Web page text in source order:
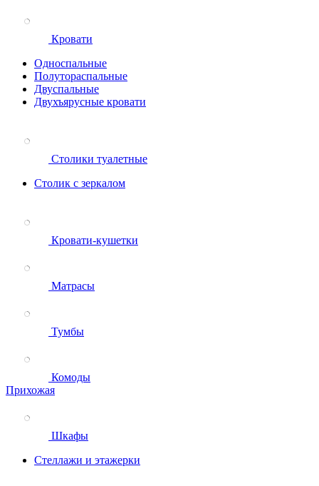
Кровати
Односпальные
Полутораспальные
Двуспальные
Двухъярусные кровати
Столики туалетные
Столик с зеркалом
Кровати-кушетки
Матрасы
Тумбы
Комоды
Прихожая
Шкафы
Стеллажи и этажерки